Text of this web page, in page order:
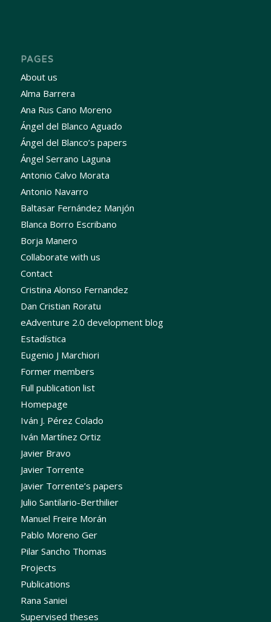
PAGES
About us
Alma Barrera
Ana Rus Cano Moreno
Ángel del Blanco Aguado
Ángel del Blanco’s papers
Ángel Serrano Laguna
Antonio Calvo Morata
Antonio Navarro
Baltasar Fernández Manjón
Blanca Borro Escribano
Borja Manero
Collaborate with us
Contact
Cristina Alonso Fernandez
Dan Cristian Roratu
eAdventure 2.0 development blog
Estadística
Eugenio J Marchiori
Former members
Full publication list
Homepage
Iván J. Pérez Colado
Iván Martínez Ortiz
Javier Bravo
Javier Torrente
Javier Torrente’s papers
Julio Santilario-Berthilier
Manuel Freire Morán
Pablo Moreno Ger
Pilar Sancho Thomas
Projects
Publications
Rana Saniei
Supervised theses